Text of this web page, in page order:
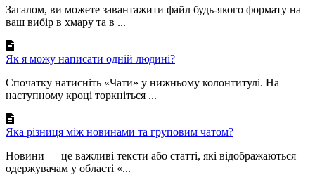
Загалом, ви можете завантажити файл будь-якого формату на
ваш вибір в хмару та в ...
Як я можу написати одній людині?
Спочатку натисніть «Чати» у нижньому колонтитулі. На
наступному кроці торкніться ...
Яка різниця між новинами та груповим чатом?
Новини — це важливі тексти або статті, які відображаються
одержувачам у області «...